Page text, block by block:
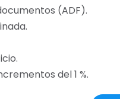
(ADF).
del 1 %.